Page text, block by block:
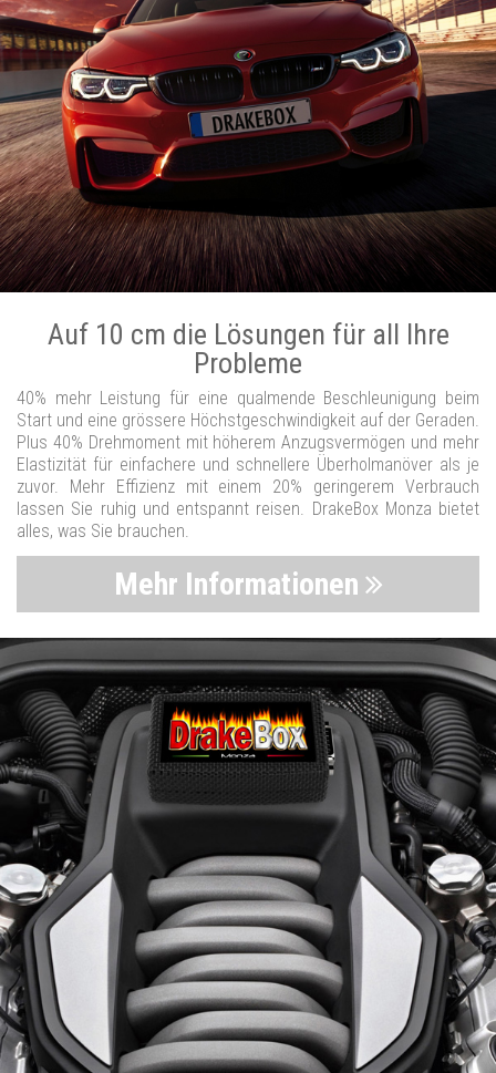
Auf 10 cm die Lösungen für all Ihre
Probleme
40% mehr Leistung für eine qualmende Beschleunigung beim
Start und eine grössere Höchstgeschwindigkeit auf der Geraden.
Plus 40% Drehmoment mit höherem Anzugsvermögen und mehr
Elastizität für einfachere und schnellere Überholmanöver als je
zuvor. Mehr Effizienz mit einem 20% geringerem Verbrauch
lassen Sie ruhig und entspannt reisen. DrakeBox Monza bietet
alles, was Sie brauchen.
Mehr Informationen